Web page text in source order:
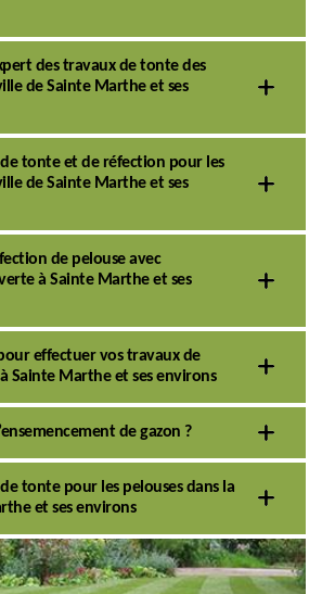
des travaux de tonte des
de Sainte Marthe et ses
tonte et de réfection pour les
de Sainte Marthe et ses
de pelouse avec
à Sainte Marthe et ses
effectuer vos travaux de
Sainte Marthe et ses environs
de gazon ?
tonte pour les pelouses dans la
et ses environs